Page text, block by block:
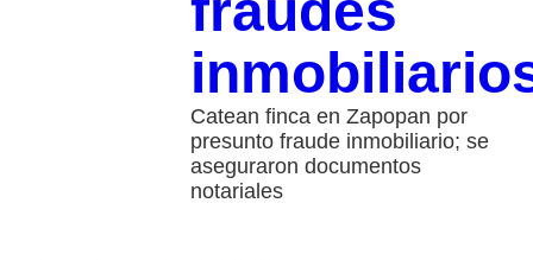
Catean finca en Zapopan por
presunto fraude inmobiliario; se
aseguraron documentos
notariales